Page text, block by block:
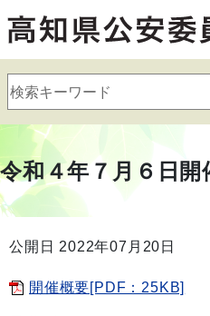
令和４年７月６日開
公開日 2022年07月20日
開催概要[PDF：25KB]